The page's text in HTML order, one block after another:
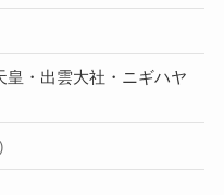
皇・出雲大社・ニギハヤ